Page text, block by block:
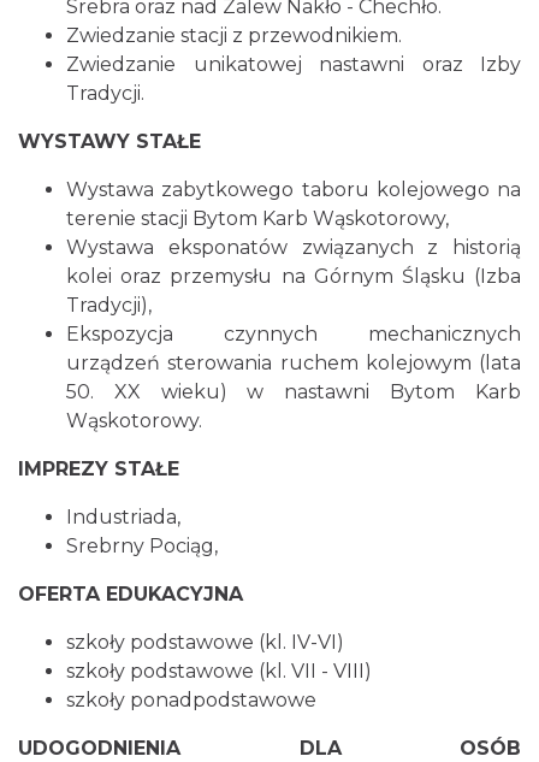
Srebra oraz nad Zalew Nakło - Chechło.
Zwiedzanie stacji z przewodnikiem.
Zwiedzanie unikatowej nastawni oraz Izby
Tradycji.
WYSTAWY STAŁE
Wystawa zabytkowego taboru kolejowego na
terenie stacji Bytom Karb Wąskotorowy,
Wystawa eksponatów związanych z historią
kolei oraz przemysłu na Górnym Śląsku (Izba
Tradycji),
Ekspozycja czynnych mechanicznych
urządzeń sterowania ruchem kolejowym (lata
50. XX wieku) w nastawni Bytom Karb
Wąskotorowy.
IMPREZY STAŁE
Industriada,
Srebrny Pociąg,
OFERTA EDUKACYJNA
szkoły podstawowe (kl. IV-VI)
szkoły podstawowe (kl. VII - VIII)
szkoły ponadpodstawowe
UDOGODNIENIA DLA OSÓB